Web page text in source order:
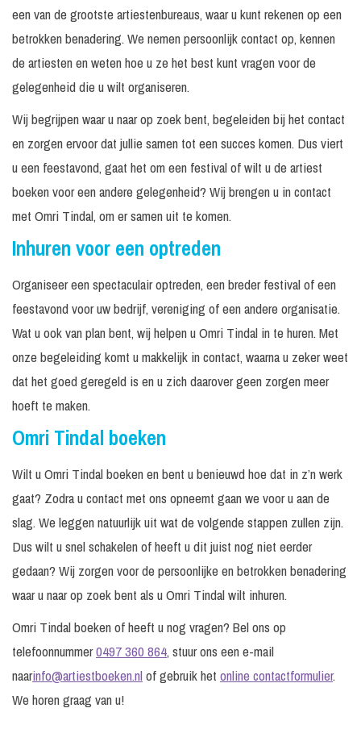
een van de grootste artiestenbureaus, waar u kunt rekenen op een
betrokken benadering. We nemen persoonlijk contact op, kennen
de artiesten en weten hoe u ze het best kunt vragen voor de
gelegenheid die u wilt organiseren.
Wij begrijpen waar u naar op zoek bent, begeleiden bij het contact
en zorgen ervoor dat jullie samen tot een succes komen. Dus viert
u een feestavond, gaat het om een festival of wilt u de artiest
boeken voor een andere gelegenheid? Wij brengen u in contact
met Omri Tindal, om er samen uit te komen.
Inhuren voor een optreden
Organiseer een spectaculair optreden, een breder festival of een
feestavond voor uw bedrijf, vereniging of een andere organisatie.
Wat u ook van plan bent, wij helpen u Omri Tindal in te huren. Met
onze begeleiding komt u makkelijk in contact, waarna u zeker weet
dat het goed geregeld is en u zich daarover geen zorgen meer
hoeft te maken.
Omri Tindal boeken
Wilt u Omri Tindal boeken en bent u benieuwd hoe dat in z’n werk
gaat? Zodra u contact met ons opneemt gaan we voor u aan de
slag. We leggen natuurlijk uit wat de volgende stappen zullen zijn.
Dus wilt u snel schakelen of heeft u dit juist nog niet eerder
gedaan? Wij zorgen voor de persoonlijke en betrokken benadering
waar u naar op zoek bent als u Omri Tindal wilt inhuren.
Omri Tindal boeken of heeft u nog vragen? Bel ons op
telefoonnummer0497 360 864, stuur ons een e-mail
naarinfo@artiestboeken.nlof gebruik het online contactformulier.
We horen graag van u!